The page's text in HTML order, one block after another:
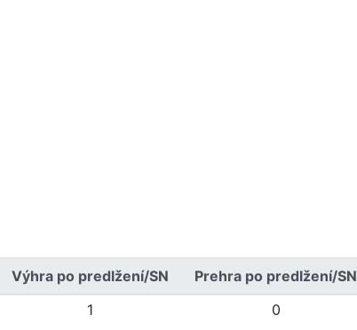
Výhra po predlžení/SN Prehra po predlžení/SN
1 0